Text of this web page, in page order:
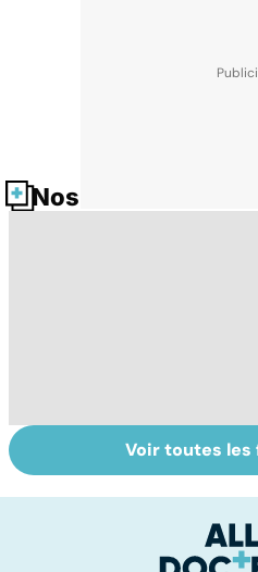
Nos fiches santé
Sexe : comment
retrouver sa
Voir toutes les